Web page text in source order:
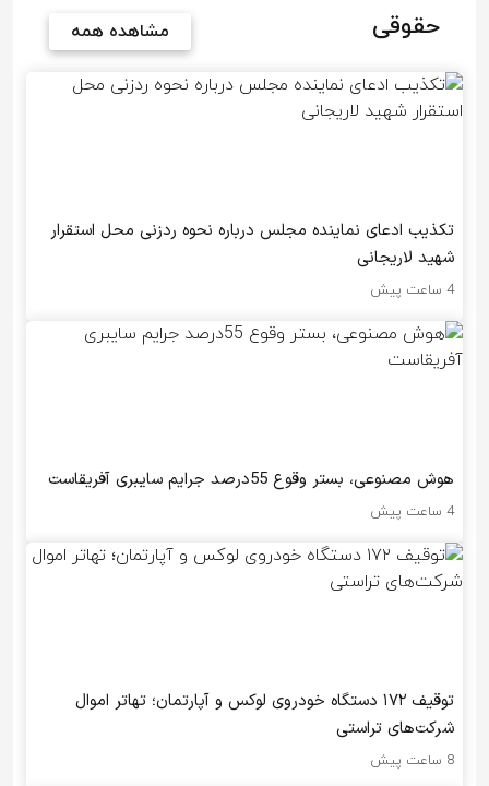
حقوقی مشاهده همه
تکذیب ادعای نماینده مجلس درباره نحوه ردزنی محل استقرار
شهید لاریجانی
4 ساعت پیش
هوش مصنوعی، بستر وقوع 55درصد جرایم سایبری آفریقاست
4 ساعت پیش
توقیف ۱۷۲ دستگاه خودروی لوکس و آپارتمان؛ تهاتر اموال
شرکت‌های تراستی
8 ساعت پیش